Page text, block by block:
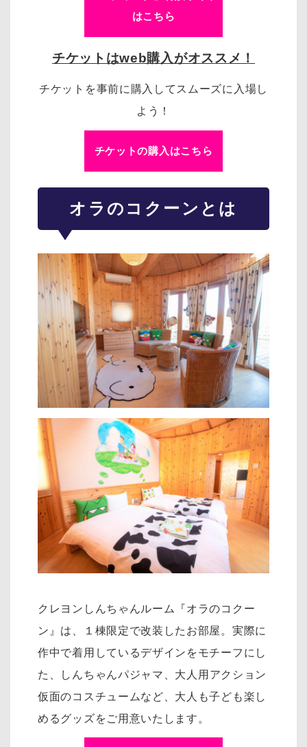
はこちら
チケットはweb購入がオススメ！
チケットを事前に購入してスムーズに入場し
よう！
チケットの購入はこちら
オラのコクーンとは
クレヨンしんちゃんルーム『オラのコクー
ン』は、１棟限定で改装したお部屋。実際に
作中で着用しているデザインをモチーフにし
た、
しんちゃんパジャマ、大人用アクション
仮面のコスチュームなど、大人も子ども楽し
めるグッズをご用意いたします。